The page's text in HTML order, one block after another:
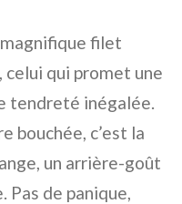
filet
celui qui promet une
tendreté inégalée.
bouchée, c’est la
un arrière-goût
de panique,